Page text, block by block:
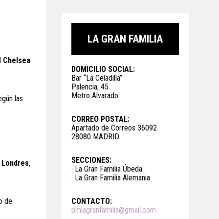
Chelsea
las
Londres,
de
LA GRAN FAMILIA
DOMICILIO SOCIAL:
Bar “La Celadilla”
Palencia, 45
Metro Alvarado.
CORREO POSTAL:
Apartado de Correos 36092
28080 MADRID.
SECCIONES:
· La Gran Familia Úbeda
· La Gran Familia Alemania
CONTACTO:
pmlagranfamilia@gmail.com